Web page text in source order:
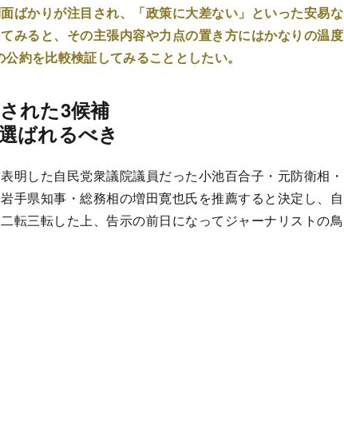
ばかりが注目され、「政策に大差ない」といった安易な
みると、その主張内容や力点の置き方にはかなりの温度
約を比較検証してみることとしたい。
れた3候補
ばれるべき
明した自民党衆議院議員だった小池百合子・元防衛相・
手県知事・総務相の増田寛也氏を推薦すると決定し、自
転三転した上、告示の前日になってジャーナリストの鳥